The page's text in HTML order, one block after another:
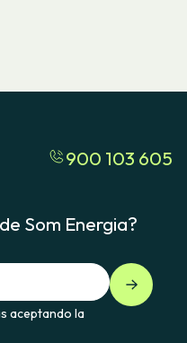
900 103 605
Som Energia?
aceptando la